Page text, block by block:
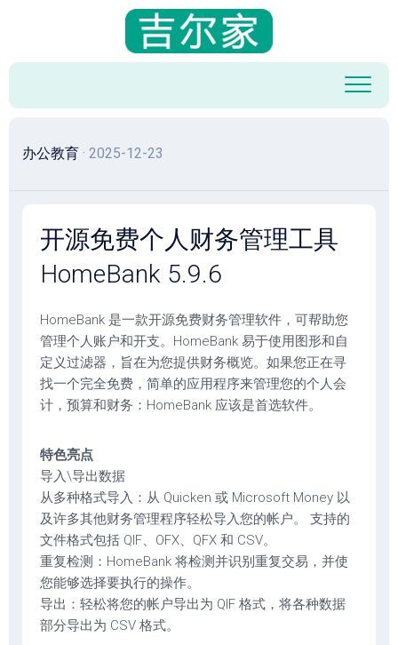
容
办公教育 · 2025-12-23
开源免费个人财务管理工具
HomeBank 5.9.6
HomeBank 是一款开源免费财务管理软件，可帮助您
管理个人账户和开支。HomeBank 易于使用图形和自
定义过滤器，旨在为您提供财务概览。如果您正在寻
找一个完全免费，简单的应用程序来管理您的个人会
计，预算和财务：HomeBank 应该是首选软件。
特色亮点
导入\导出数据
从多种格式导入：从 Quicken 或 Microsoft Money 以
及许多其他财务管理程序轻松导入您的帐户。 支持的
文件格式包括 QIF、OFX、QFX 和 CSV。
重复检测：HomeBank 将检测并识别重复交易，并使
您能够选择要执行的操作。
导出：轻松将您的帐户导出为 QIF 格式，将各种数据
部分导出为 CSV 格式。